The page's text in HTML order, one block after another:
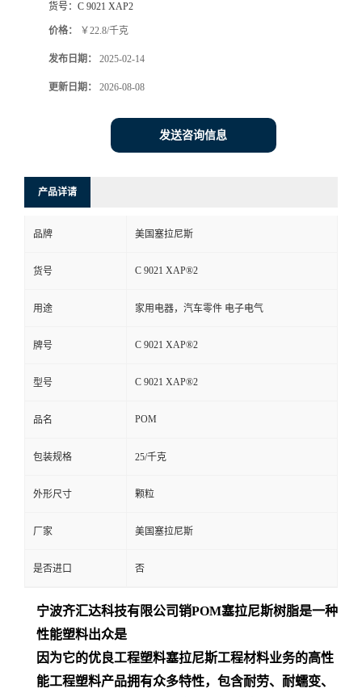
货号： C 9021 XAP2
价格： ￥22.8/千克
发布日期： 2025-02-14
更新日期： 2026-08-08
发送咨询信息
产品详请
品牌 美国塞拉尼斯
货号 C 9021 XAP®2
用途 家用电器，汽车零件 电子电气
牌号 C 9021 XAP®2
型号 C 9021 XAP®2
品名 POM
包装规格 25/千克
外形尺寸 颗粒
厂家 美国塞拉尼斯
是否进口 否
宁波齐汇达科技有限公司销POM塞拉尼斯树脂是一种
性能塑料出众是
因为它的优良工程塑料塞拉尼斯工程材料业务的高性
能工程塑料产品拥有众多特性，包含耐劳、耐蠕变、